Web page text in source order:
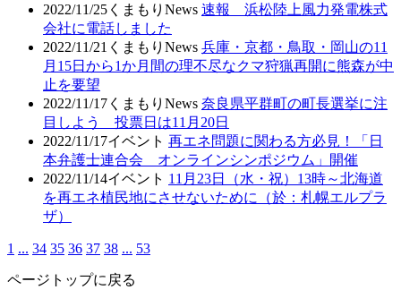
2022/11/25 くまもりNews 速報 浜松陸上風力発電株式
会社に電話しました
2022/11/21 くまもりNews 兵庫・京都・鳥取・岡山の11
月15日から1か月間の理不尽なクマ狩猟再開に熊森が中
止を要望
2022/11/17 くまもりNews 奈良県平群町の町長選挙に注
目しよう 投票日は11月20日
2022/11/17イベント 再エネ問題に関わる方必見！「日
本弁護士連合会 オンラインシンポジウム」開催
2022/11/14イベント 11月23日（水・祝）13時～北海道
を再エネ植民地にさせないために（於：札幌エルプラ
ザ）
1 ... 34 35 36 37 38 ... 53
ページトップに戻る